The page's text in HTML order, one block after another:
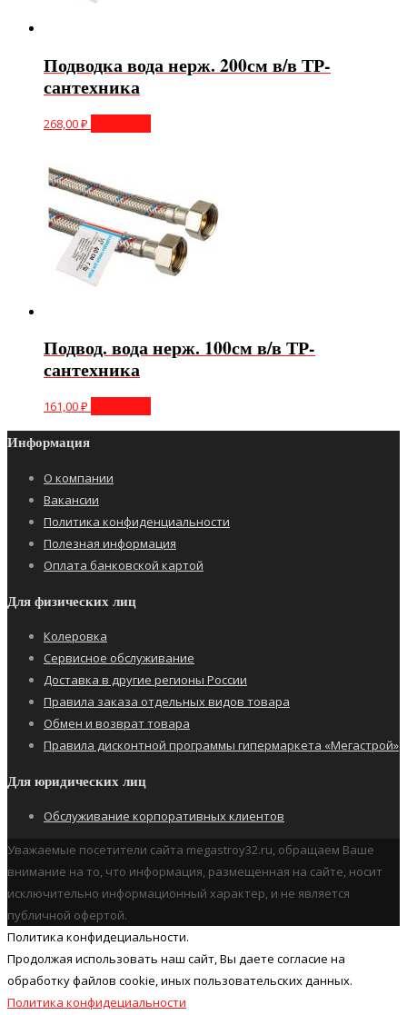
Подводка вода нерж. 200см в/в ТР-
сантехника
268,00₽
Подвод. вода нерж. 100см в/в ТР-
сантехника
161,00₽
Информация
О компании
Вакансии
Политика конфиденциальности
Полезная информация
Оплата банковской картой
Для физических лиц
Колеровка
Сервисное обслуживание
Доставка в другие регионы России
Правила заказа отдельных видов товара
Обмен и возврат товара
Правила дисконтной программы гипермаркета «Мегастрой»
Для юридических лиц
Обслуживание корпоративных клиентов
Уважаемые посетители сайта megastroy32.ru, обращаем Ваше
внимание на то, что информация, размещенная на сайте, носит
исключительно информационный характер, и не является
публичной офертой.
Политика конфидециальности.
Продолжая использовать наш cайт, Вы даете согласие на
обработку файлов cookie, иных пользовательских данных.
Политика конфидециальности